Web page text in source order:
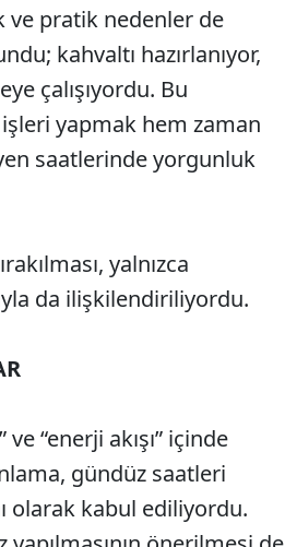
ve pratik nedenler de
kahvaltı hazırlanıyor,
çalışıyordu. Bu
yapmak hem zaman
saatlerinde yorgunluk
yalnızca
da ilişkilendiriliyordu.
“enerji akışı” içinde
gündüz saatleri
olarak kabul ediliyordu.